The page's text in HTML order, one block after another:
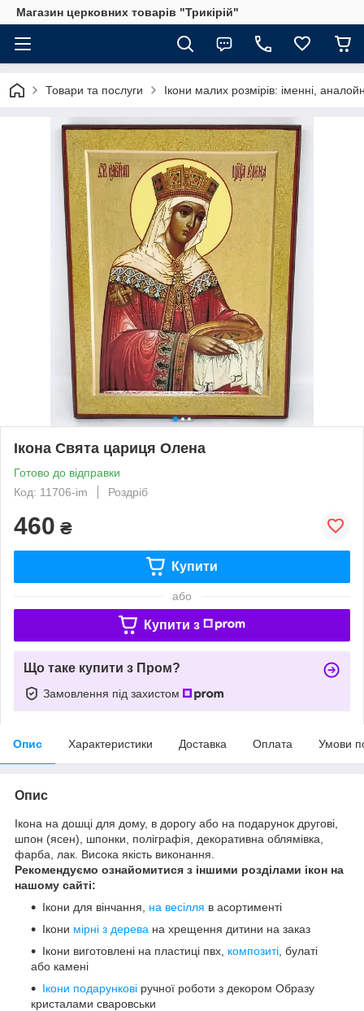
Магазин церковних товарів "Трикірій"
Товари та послуги Ікони малих розмірів: іменні,
Ікона Свята цариця Олена
Готово до відправки
Код: 11706-im
Роздріб
460 ₴
Купити
або
Купити з
Що таке купити з Пром?
Замовлення під захистом
Опис Характеристики Доставка Оплата Умови
Опис
Ікона на дошці для дому, в дорогу або на подарунок другові,
шпон (ясен), шпонки, поліграфія, декоративна облямівка,
фарба, лак. Висока якість виконання.
Рекомендуємо ознайомитися з іншими розділами ікон на
нашому сайті:
Ікони для вінчання, на весілля в асортименті
Ікони мірні з дерева на хрещення дитини на заказ
Ікони виготовлені на пластиці пвх, композиті , булаті
або камені
Ікони подарункові ручної роботи з декором Образу
кристалами сваровськи